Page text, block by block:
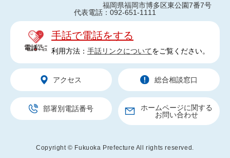
福岡県福岡市博多区東公園7番7号
代表電話：092-651-1111
手話で電話をする
利用方法： 手話リンクについてをご覧ください。
アクセス 総合相談窓口
部署別電話番号
ホームページに関する
お問い合わせ
Copyright © Fukuoka Prefecture All rights reserved.